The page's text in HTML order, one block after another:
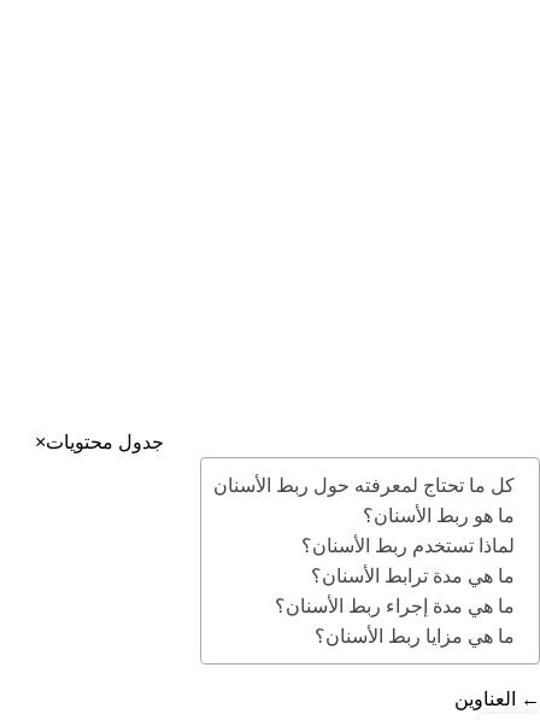
جدول محتويات×
كل ما تحتاج لمعرفته حول ربط الأسنان
ما هو ربط الأسنان؟
لماذا تستخدم ربط الأسنان؟
ما هي مدة ترابط الأسنان؟
ما هي مدة إجراء ربط الأسنان؟
ما هي مزايا ربط الأسنان؟
← العناوين